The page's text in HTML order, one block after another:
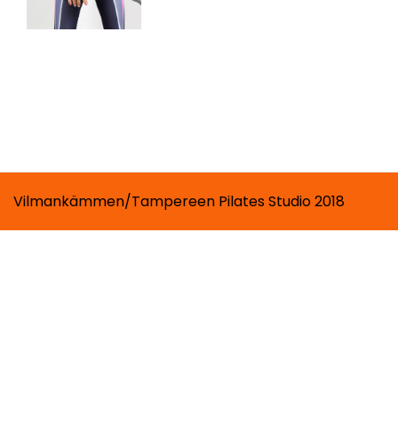
Vilmankämmen/Tampereen Pilates Studio 2018